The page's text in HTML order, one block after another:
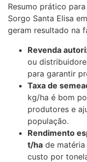
Resumo prático
Sorgo Santa Elisa
geram resultado na
Revenda
ou
para garantir
Taxa de
kg/ha é bom
produtores e
população.
Rendimento
t/ha de
custo por